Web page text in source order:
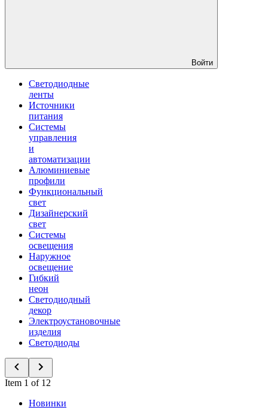
Войти
Светодиодные
ленты
Источники
питания
Системы
управления
и
автоматизации
Алюминиевые
профили
Функциональный
свет
Дизайнерский
свет
Системы
освещения
Наружное
освещение
Гибкий
неон
Светодиодный
декор
Электроустановочные
изделия
Светодиоды
Item 1 of 12
Новинки